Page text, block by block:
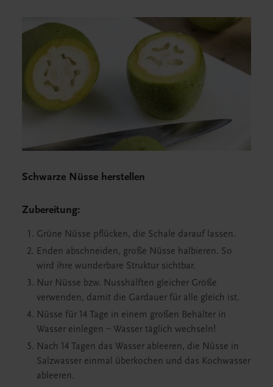
Schwarze Nüsse herstellen
Zubereitung:
Grüne Nüsse pflücken, die Schale darauf lassen.
Enden abschneiden, große Nüsse halbieren. So
wird ihre wunderbare Struktur sichtbar.
Nur Nüsse bzw. Nusshälften gleicher Größe
verwenden, damit die Gardauer für alle gleich ist.
Nüsse für 14 Tage in einem großen Behälter in
Wasser einlegen – Wasser täglich wechseln!
Nach 14 Tagen das Wasser ableeren, die Nüsse in
Salzwasser einmal überkochen und das Kochwasser
ableeren.